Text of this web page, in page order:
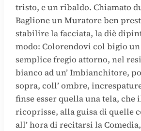
tristo, e un ribaldo. Chiamato
Baglione un Muratore ben
stabilire la facciata, la diè
modo: Colorendovi col bigio
semplice fregio attorno, nel
bianco ad un’ Imbianchitore,
sopra, coll’ ombre,
finse esser quella una tela, che
ricoprisse, alla guisa di quelle
all’ hora di recitarsi la